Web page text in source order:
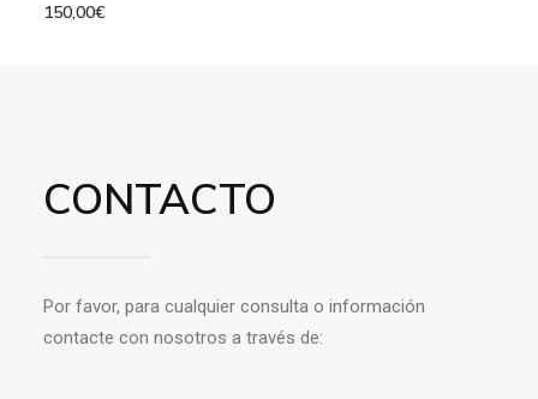
150,00€
CONTACTO
Por favor, para cualquier consulta o información
contacte con nosotros a través de: